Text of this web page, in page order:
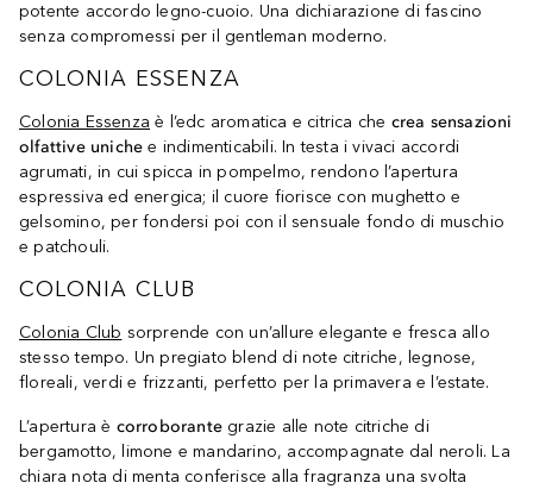
potente accordo legno-cuoio. Una dichiarazione di fascino
senza compromessi per il gentleman moderno.
COLONIA ESSENZA
Colonia Essenza è l’edc aromatica e citrica che crea sensazioni
olfattive uniche e indimenticabili. In testa i vivaci accordi
agrumati, in cui spicca in pompelmo, rendono l’apertura
espressiva ed energica; il cuore fiorisce con mughetto e
gelsomino, per fondersi poi con il sensuale fondo di muschio
e patchouli.
COLONIA CLUB
Colonia Club sorprende con un’allure elegante e fresca allo
stesso tempo. Un pregiato blend di note citriche, legnose,
floreali, verdi e frizzanti, perfetto per la primavera e l’estate.
L’apertura è corroborante grazie alle note citriche di
bergamotto, limone e mandarino, accompagnate dal neroli. La
chiara nota di menta conferisce alla fragranza una svolta